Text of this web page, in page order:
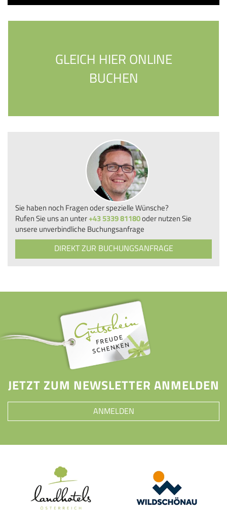
GLEICH HIER ONLINE
BUCHEN
Sie haben noch Fragen oder spezielle Wünsche?
Rufen Sie uns an unter+43 5339 81180oder nutzen Sie
unsere unverbindliche Buchungsanfrage
DIREKT ZUR BUCHUNGSANFRAGE
JETZT ZUM NEWSLETTER ANMELDEN
ANMELDEN